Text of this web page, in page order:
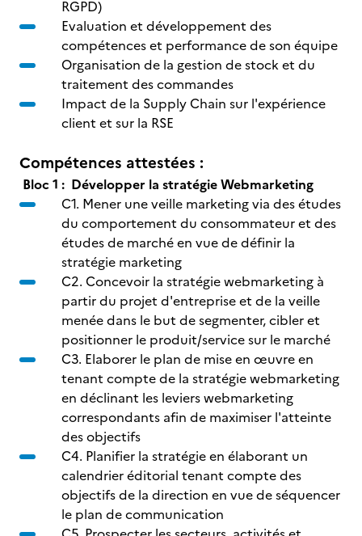
RGPD)
Evaluation et développement des
compétences et performance de son équipe
Organisation de la gestion de stock et du
traitement des commandes
Impact de la Supply Chain sur l'expérience
client et sur la RSE
Compétences attestées :
Bloc 1 : Développer la stratégie Webmarketing
C1. Mener une veille marketing via des études
du comportement du consommateur et des
études de marché en vue de définir la
stratégie marketing
C2. Concevoir la stratégie webmarketing à
partir du projet d'entreprise et de la veille
menée dans le but de segmenter, cibler et
positionner le produit/service sur le marché
C3. Elaborer le plan de mise en œuvre en
tenant compte de la stratégie webmarketing
en déclinant les leviers webmarketing
correspondants afin de maximiser l'atteinte
des objectifs
C4. Planifier la stratégie en élaborant un
calendrier éditorial tenant compte des
objectifs de la direction en vue de séquencer
le plan de communication